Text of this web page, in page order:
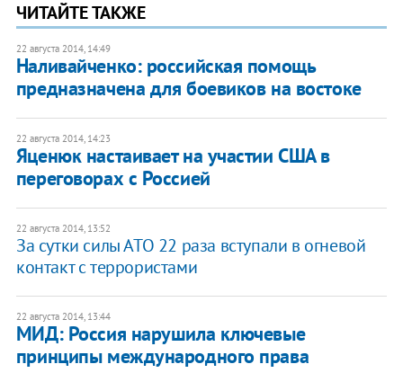
ЧИТАЙТЕ ТАКЖЕ
22 августа 2014, 14:49
Наливайченко: российская помощь
предназначена для боевиков на востоке
22 августа 2014, 14:23
Яценюк настаивает на участии США в
переговорах с Россией
22 августа 2014, 13:52
За сутки силы АТО 22 раза вступали в огневой
контакт с террористами
22 августа 2014, 13:44
МИД: Россия нарушила ключевые
принципы международного права